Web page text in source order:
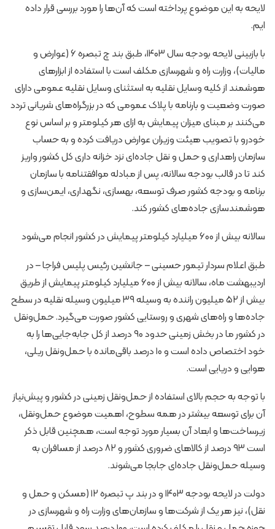
لایحه به این موضوع پرداخته است که آن‌ها را مورد بررسی قرار داده
ایم.
با بازبینی لایحه بودجه سال ۱۴۰۳، طبق بند چ تبصره ۶ (عوارض و
مالیات)، وزارت راه و شهرسازی مکلف است با استفاده از ابزارهای
هوشمند از کلیه وسایل نقلیه به استثنای وسایل نقلیه عمومی دارای
صورت وضعیت و بارنامه با پلاک عمومی که در بزرگراه‌های شریانی تردد
می‌کنند بر مبنای میزان پیمایش به ازای هر کیلومتر و بر اساس نوع
خودرو با تصویب هیئت وزیران عوارض دریافت کرده و به حساب
سازمان راهداری و حمل و نقل جاده‌ای نزد خزانه داری کل کشور واریز
کند تا در قالب بودجه سالانه، پس از مبادله موافقتنامه با سازمان
برنامه و بودجه کشور صرف توسعه، بهسازی، نگهداری، ایمن‌سازی و
هوشمندسازی جاده‌های کشور کند.
سالانه بیش از ۶۰۰ میلیارد کیلومتر پیمایش در کشور انجام می‌شود
طبق اعلام سردار تیمور حسینی – جانشین رئیس پلیس فراجا – در
اردیبهشت ماه، سالانه بیش از ۶۰۰ میلیارد کیلومتر پیمایش از طریق
بیش از ۵۲ میلیون راننده به وسیله ۳۹ میلیون وسیله نقلیه در سطح
جاده‌ها و راه‌های شهری و روستایی کشور صورت می‌گیرد. حمل‌ونقل
در کشور ما در بخش زمینی حدود ۹۰ درصد از کل جابه‌جایی‌ها را به
خود اختصاص داده است و ۱۰ درصد باقی‌مانده با حمل‌ونقل ریلی،
هوایی و دریایی است.
با توجه به حجم بالای استفاده از حمل‌ونقل زمینی در کشور و پیش‌نیاز
آن برای توسعه بیشتر در همه سطوح، اهمیت موضوع حمل‌ونقل،
زیرساخت‌ها و ابعاد آن بسیار مورد توجه است، همچنین قابل ذکر
است ۹۳ درصد از کالاهای ضروری کشور و ۸۲ درصد از مسافران به
وسیله حمل‌ونقل جاده‌ای جابجا می‌شوند.
دولت در لایحه بودجه ۱۴۰۳ و در بند پ تبصره ۱۲ (مسکن و حمل و
نقل)، نیز هر یک از شرکت‌ها و سازمان‌های وزارت راه و شهرسازی در